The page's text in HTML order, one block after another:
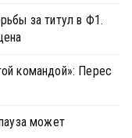
за титул в Ф1.
командой»: Перес
может